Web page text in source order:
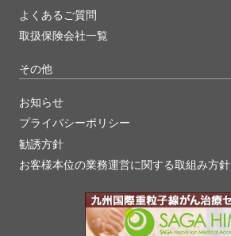
よくあるご質問
取扱保険会社一覧
その他
お知らせ
プライバシーポリシー
勧誘方針
お客様本位の業務運営に関する取組み方針